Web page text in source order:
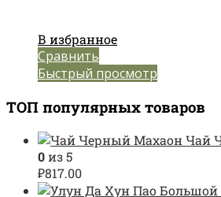
В избранное
Сравнить
Быстрый просмотр
ТОП популярных товаров
Чай
0из 5
₽817.00